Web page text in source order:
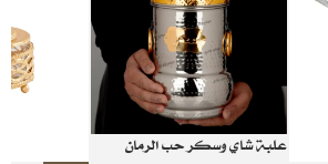
علبة شاي وسكر حب الرمان